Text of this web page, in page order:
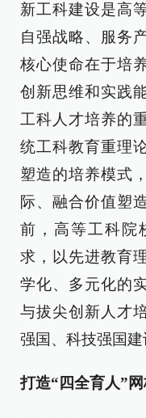
新工科建设是高
自强战略、服务
核心使命在于培
创新思维和实践
工科人才培养的
统工科教育重理
塑造的培养模式
际、融合价值塑
前，高等工科院
求，以先进教育
学化、多元化的
与拔尖创新人才
强国、科技强国建
打造“四全育人”